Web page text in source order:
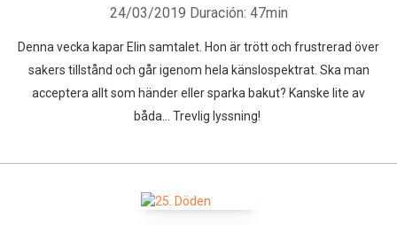
24/03/2019 Duración: 47min
Denna vecka kapar Elin samtalet. Hon är trött och frustrerad över
sakers tillstånd och går igenom hela känslospektrat. Ska man
acceptera allt som händer eller sparka bakut? Kanske lite av
båda... Trevlig lyssning!